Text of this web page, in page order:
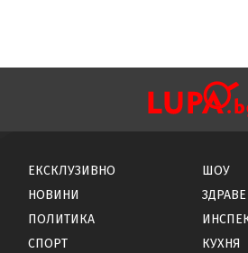
ЕКСКЛУЗИВНО
НОВИНИ
ПОЛИТИКА
СПОРТ
ШОУ
ЗДРАВЕ
КУХНЯ